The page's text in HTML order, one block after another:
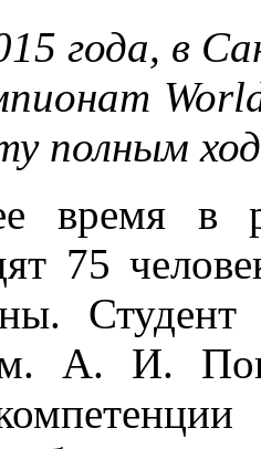
года, в
полным
время в
75
Студент
А. И.